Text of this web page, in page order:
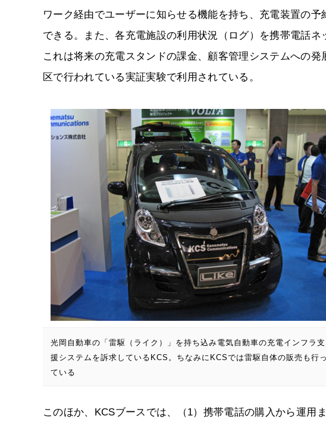
ワーク経由でユーザーに知らせる機能を持ち、充電装置の
できる。また、各充電施設の利用状況（ログ）を携帯電話ネ
これは将来の充電スタンドの課金、顧客管理システムへの
区で行われている実証実験で利用されている。
光岡自動車の「雷駆（ライク）」を持ち込み電気自動車の充電インフラ支
援システムを訴求しているKCS。ちなみにKCSでは雷駆自体の販売も行っ
ている
このほか、KCSブースでは、（1）携帯電話の購入から運用